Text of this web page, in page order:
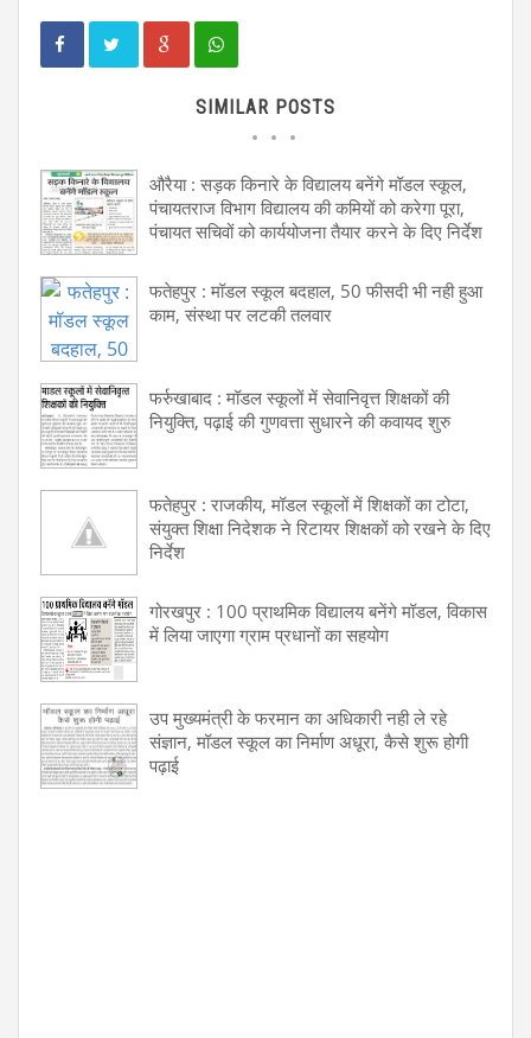
SIMILAR POSTS
औरैया : सड़क किनारे के विद्यालय बनेंगे मॉडल स्कूल,
पंचायतराज विभाग विद्यालय की कमियों को करेगा पूरा,
पंचायत सचिवों को कार्ययोजना तैयार करने के दिए निर्देश
फतेहपुर : मॉडल स्कूल बदहाल, 50 फीसदी भी नही हुआ
काम, संस्था पर लटकी तलवार
फर्रुखाबाद : मॉडल स्कूलों में सेवानिवृत्त शिक्षकों की
नियुक्ति, पढ़ाई की गुणवत्ता सुधारने की कवायद शुरु
फतेहपुर : राजकीय, मॉडल स्कूलों में शिक्षकों का टोटा,
संयुक्त शिक्षा निदेशक ने रिटायर शिक्षकों को रखने के दिए
निर्देश
गोरखपुर : 100 प्राथमिक विद्यालय बनेंगे मॉडल, विकास
में लिया जाएगा ग्राम प्रधानों का सहयोग
उप मुख्यमंत्री के फरमान का अधिकारी नही ले रहे
संज्ञान, मॉडल स्कूल का निर्माण अधूरा, कैसे शुरू होगी
पढ़ाई